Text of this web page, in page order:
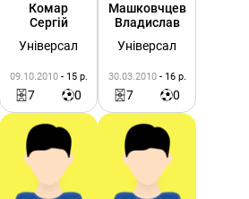
Комар
Сергій
Універсал
09.10.2010 - 15 р.
7 0
Машковчцев
Владислав
Універсал
30.03.2010 - 16 р.
7 0